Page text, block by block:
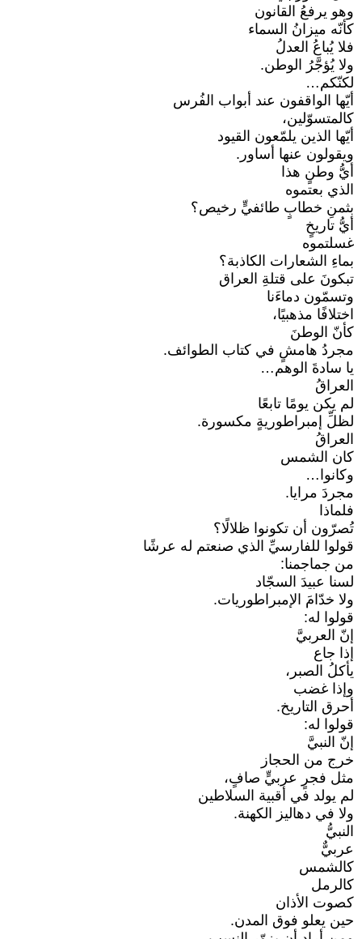
وهو يرفعُ القانون
كأنّه ميزانُ السماء
فلا يُباعُ العدلُ
ولا يُؤجَّرُ الوطن.
لكنّكم…
أيّها الواقفون عند أبواب الفُرس
كالمتسوّلين،
أيّها الذين يلمّعون القيود
ويقولون عنها أساور.
أيُّ وطنٍ هذا
الذي بعتموه
بثمنِ خطابٍ طائفيٍّ رخيص؟
أيُّ تاريخٍ
غسلتموه
بماءِ الشعارات الكاذبة؟
تبكونَ على قتلةِ العراق
وتسمّون دماءَنا
اختلافًا مذهبيًا،
كأنّ الوطنَ
مجردُ هامشٍ في كتاب الطوائف.
يا سادةَ الوهم…
العراقُ
لم يكن يومًا تابعًا
لظلِّ إمبراطوريةٍ مكسورة.
العراقُ
كان الشمس
وكانوا…
مجردَ مرايا.
فلماذا
تُصرّون أن تكونوا ظلالًا؟
قولوا للفارسيِّ الذي صنعتم له عرشًا
من جماجمنا:
لسنا عبيدَ السجّاد
ولا خدّامَ الإمبراطوريات.
قولوا له:
إنّ العربيَّ
إذا جاع
يأكلُ الصبر،
وإذا غضب
أحرق التاريخ.
قولوا له:
إنّ النبيَّ
خرج من الحجاز
مثل فجرٍ عربيٍّ صافٍ،
لم يولد في أقبية السلاطين
ولا في دهاليز الكهنة.
النبيُّ
عربيٌّ
كالشمس
كالرمل
كصوت الأذان
حين يعلو فوق المدن.